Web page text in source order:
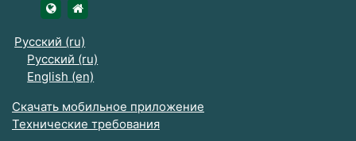
https://udsau.ru
Русский ‎(ru)‎
Русский ‎(ru)‎
English ‎(en)‎
Скачать мобильное приложение
Технические требования